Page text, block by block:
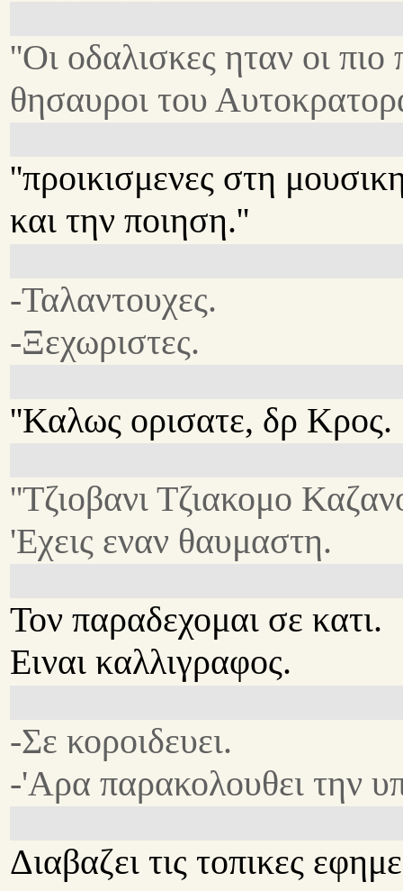
''Οι οδαλισκες ηταν οι πιο
θησαυροι του
''προικισμενες στη
και την ποιηση.''
-Ταλαντουχες.
-Ξεχωριστες.
''Καλως ορισατε, δρ Κρος.
''Τζιοβανι Τζιακομο
'Εχεις εναν θαυμαστη.
Τον παραδεχομαι σε κατι.
Ειναι καλλιγραφος.
-Σε κοροιδευει.
-'Αρα παρακολουθει την
Διαβαζει τις τοπικες